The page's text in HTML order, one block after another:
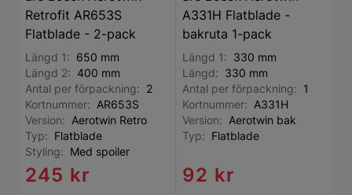
Retrofit AR653S
Flatblade - 2-pack
Längd 1: 650 mm
Längd 2: 400 mm
Antal per förpackning: 2
Kortnummer: AR653S
Version: Aerotwin Retro
Typ: Flatblade
Styling: Med spoiler
245 kr
A331H Flatblade -
bakruta 1-pack
Längd 1: 330 mm
Längd: 330 mm
Antal per förpackning: 1
Kortnummer: A331H
Version: Aerotwin bak
Typ: Flatblade
92 kr